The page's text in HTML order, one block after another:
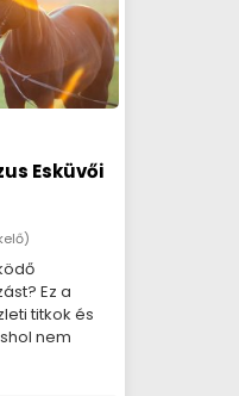
Esküvői
Ez a
titkok és
nem